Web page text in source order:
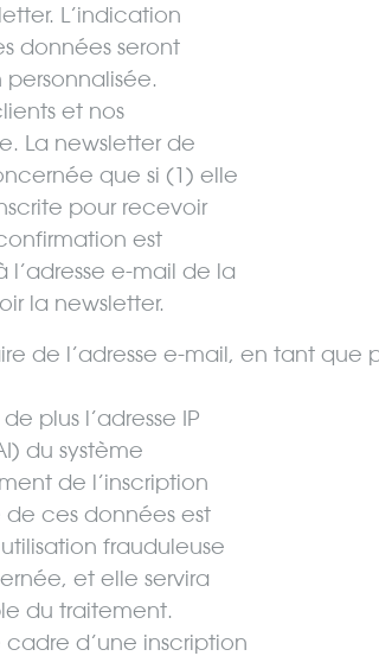
L’indication
données seront
et nos
La newsletter de
que si (1) elle
pour recevoir
est
e-mail de la
la newsletter.
de l’adresse e-mail, en tant
plus l’adresse IP
du système
de l’inscription
ces données est
frauduleuse
et elle servira
du traitement.
d’une inscription